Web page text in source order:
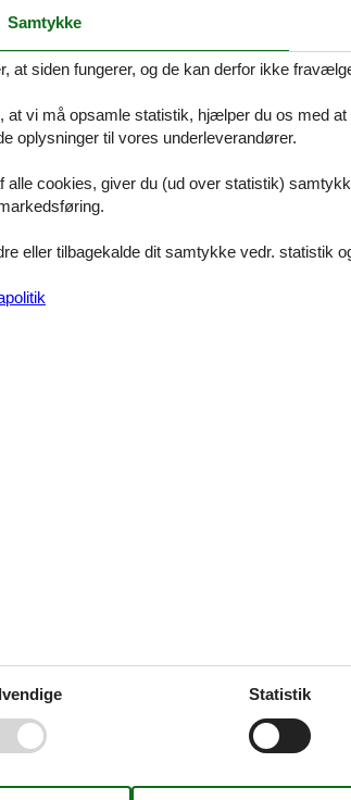
og det har altid været en super god oplevelse
Stort 5 tal fra os!
det skulle :)
hurtigt retur svar.
et skønt ophold sammen med familie eller
til leje Marielyst
Samtykke
at siden fungerer, og de kan derfor ikke
at vi må opsamle statistik, hjælper du os med
oplysninger til vores underleverandører.
alle cookies, giver du (ud over statistik)
eller tilbagekalde dit samtykke vedr. statistik
Statistik